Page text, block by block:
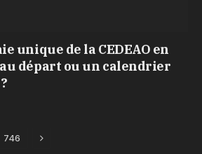
unique de la CEDEAO en
départ ou un calendrier
746 Next